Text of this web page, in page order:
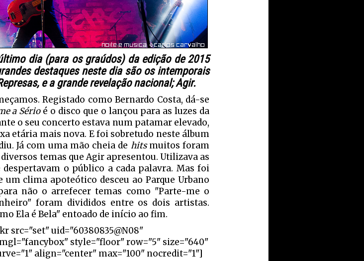
dia (para os graúdos) da edição de 2015
destaques neste dia são os intemporais
e a grande revelação nacional; Agir.
Registado como Bernardo Costa, dá-se
a Sérioé o disco que o lançou para as luzes da
o seu concerto estava num patamar elevado,
etária mais nova. E foi sobretudo neste álbum
Já com uma mão cheia de hitsmuitos foram
temas que Agir apresentou. Utilizava as
despertavam o público a cada palavra. Mas foi
um clima apoteótico desceu ao Parque Urbano
não o arrefecer temas como "Parte-me o
foram divididos entre os dois artistas.
Ela é Bela" entoado de início ao fim.
uid="60380835@N08"
imgl="fancybox" style="floor" row="5" size="640"
align="center" max="100" nocredit="1"]